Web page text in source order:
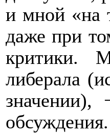
и мной «на
даже при
критики.
либерала